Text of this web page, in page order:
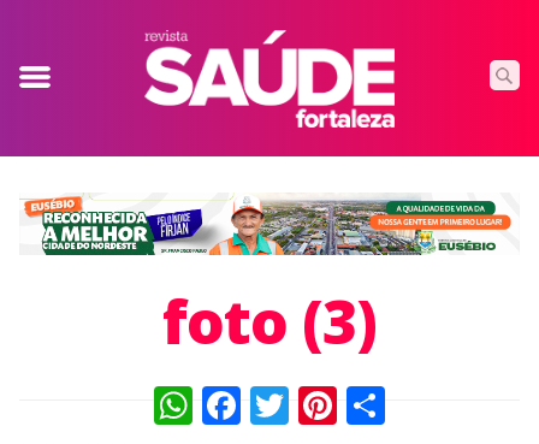
foto (3)
WhatsApp
Facebook
TwitterPinterest